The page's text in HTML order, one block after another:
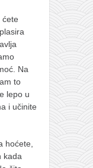
ćete
Na
to
lepo u
i učinite
hoćete,
kada